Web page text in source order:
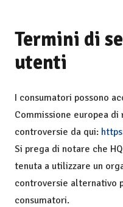
Termini di
utenti
I consumatori possono
Commissione europea
controversie da qui:
Si prega di notare che
tenuta a utilizzare un
controversie alternativo
consumatori.